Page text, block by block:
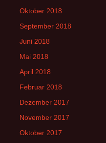
Oktober 2018
September 2018
Juni 2018
Mai 2018
April 2018
Februar 2018
Dezember 2017
November 2017
Oktober 2017